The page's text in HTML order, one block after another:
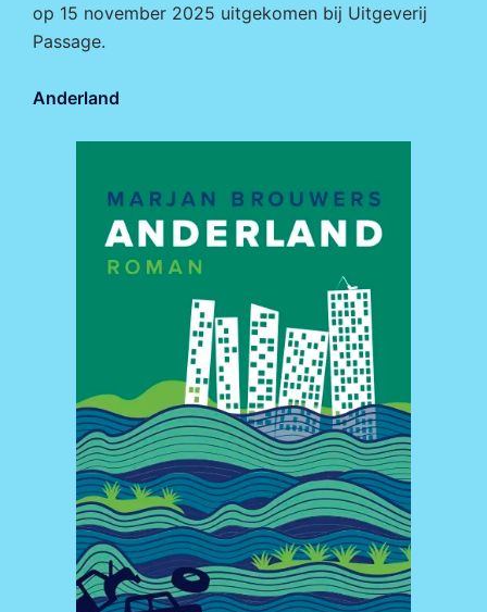
op 15 november 2025 uitgekomen bij Uitgeverij
Passage.
Anderland